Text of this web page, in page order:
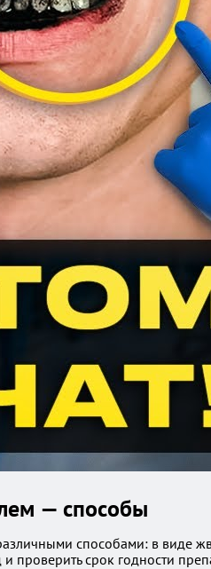
— способы
способами: в виде
срок годности